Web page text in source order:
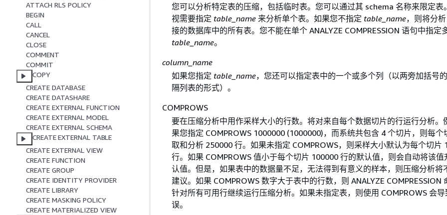
ATTACH RLS POLICY
BEGIN
CALL
CANCEL
CLOSE
COMMENT
COMMIT
COPY
CREATE DATABASE
CREATE DATASHARE
CREATE EXTERNAL FUNCTION
CREATE EXTERNAL MODEL
CREATE EXTERNAL SCHEMA
CREATE EXTERNAL TABLE
CREATE EXTERNAL VIEW
CREATE FUNCTION
CREATE GROUP
CREATE IDENTITY PROVIDER
CREATE LIBRARY
CREATE MASKING POLICY
CREATE MATERIALIZED VIEW
您可以分析特定表的压缩，包括临时表。您可以通过其 schema 名称来限定表
视需要指定 table_name来分析单个表。如果您不指定 table_name，则将分
接的数据库中的所有表。您不能在单个 ANALYZE COMPRESSION 语句中指定
table_name。
column_name
如果您指定 table_name，您还可以指定表中的一个或多个列（以两旁加括号
隔列表的形式）。
COMPROWS
要在压缩分析中用作采样大小的行数。将对来自每个数据切片的行运行分析。
果您指定 COMPROWS 1000000 (1000000)，而系统共包含 4 个切片，则每个
取和分析 250000 行。如果未指定 COMPROWS，则采样大小默认为每个切片
行。如果 COMPROWS 值小于每个切片 100000 行的默认值，则会自动将该值
认值。但是，如果表中的数据量不足，无法得到有意义的样本，则压缩分析将
建议。如果 COMPROWS 数字大于表中的行数，则 ANALYZE COMPRESSION
针对所有可用行继续运行压缩分析。如果未指定表，则使用 COMPROWS 会导
误。